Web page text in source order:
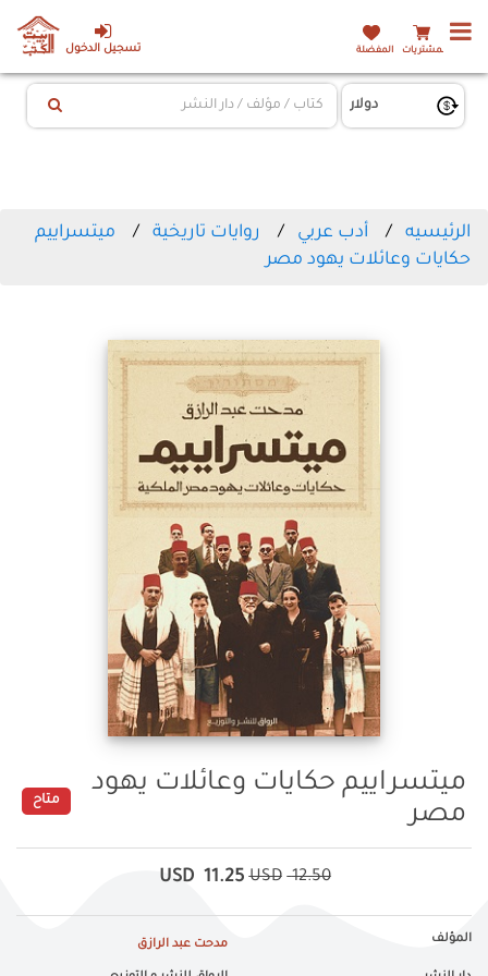
تسجيل الدخول المشتريات المفضلة
الرئيسيه أدب عربي روايات تاريخية
ميتسراييم
حكايات وعائلات يهود مصر
ميتسراييم حكايات وعائلات يهود
مصر
متاح
12.50
USD
11.25
USD
المؤلف مدحت عبد الرازق